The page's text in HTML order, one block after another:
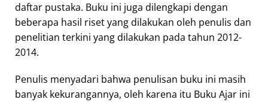
daftar pustaka. Buku ini juga dilengkapi dengan
beberapa hasil riset yang dilakukan oleh penulis dan
penelitian terkini yang dilakukan pada tahun 2012-
2014.
Penulis menyadari bahwa penulisan buku ini masih
banyak kekurangannya, oleh karena itu Buku Ajar ini